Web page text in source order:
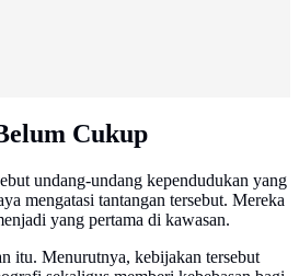
Cukup
undang-undang kependudukan yang
mengatasi tantangan tersebut. Mereka
yang pertama di kawasan.
itu. Menurutnya, kebijakan tersebut